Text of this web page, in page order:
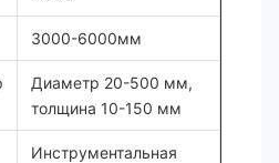
3000-6000мм
Диаметр 20-500 мм,
толщина 10-150 мм
Инструментальная